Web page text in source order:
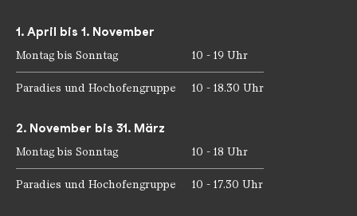
1. April bis 1. November
Montag bis Sonntag 10 - 19 Uhr
Paradies und Hochofengruppe 10 - 18.30 Uhr
2. November bis 31. März
Montag bis Sonntag 10 - 18 Uhr
Paradies und Hochofengruppe 10 - 17.30 Uhr